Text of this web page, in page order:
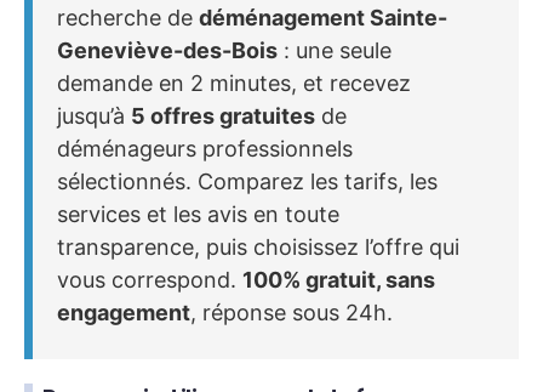
recherche de déménagement Sainte-
Geneviève-des-Bois : une seule
demande en 2 minutes, et recevez
jusqu’à 5 offres gratuites de
déménageurs professionnels
sélectionnés. Comparez les tarifs, les
services et les avis en toute
transparence, puis choisissez l’offre qui
vous correspond. 100% gratuit, sans
engagement, réponse sous 24h.